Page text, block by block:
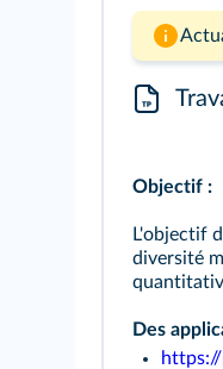
Objectif :
L'objectif
diversité
Des